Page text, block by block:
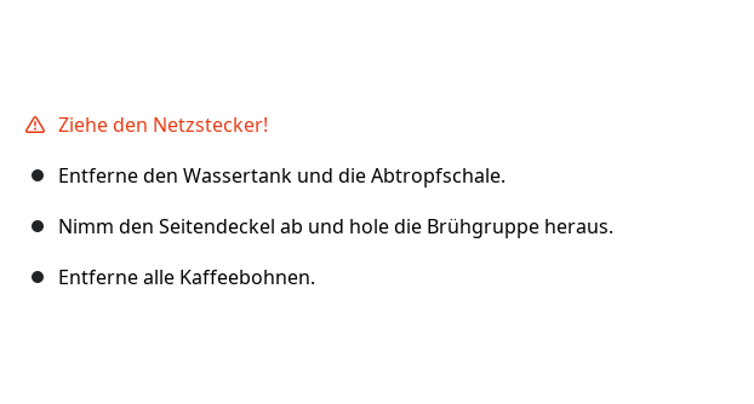
Ziehe den Netzstecker!
Entferne den Wassertank und die Abtropfschale.
Nimm den Seitendeckel ab und hole die Brühgruppe heraus.
Entferne alle Kaffeebohnen.